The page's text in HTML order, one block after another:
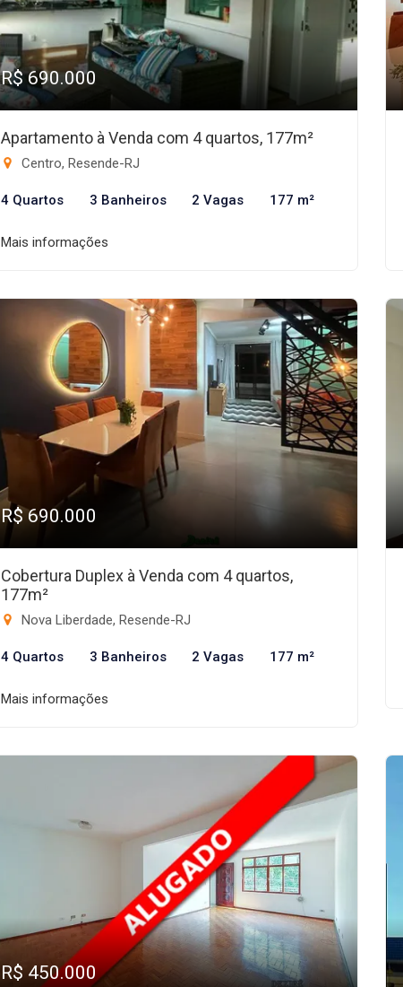
R$ 690.000
Apartamento à Venda com 4 quartos, 177m²
Centro, Resende-RJ
4 Quartos 3 Banheiros 2 Vagas 177 m²
Mais informações
R$ 690.000
Cobertura Duplex à Venda com 4 quartos,
177m²
Nova Liberdade, Resende-RJ
4 Quartos 3 Banheiros 2 Vagas 177 m²
Mais informações
R$ 450.000